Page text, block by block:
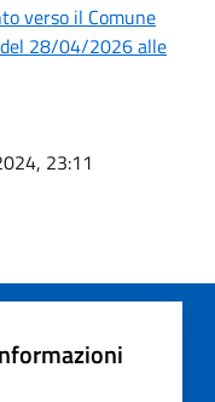
verso il Comune
del 28/04/2026 alle
23:11